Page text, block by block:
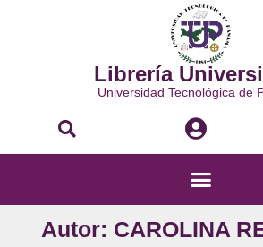
Librería
Universidad Tecnológica de
Buscar
Menú
Autor: CAROLINA